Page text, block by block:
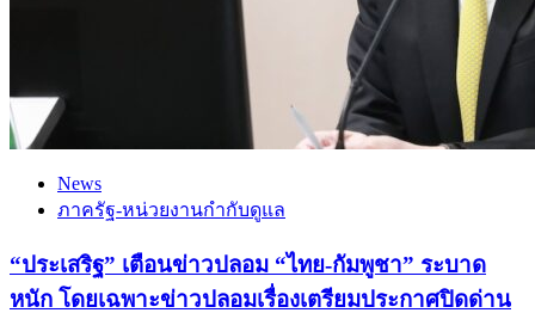
News
ภาครัฐ-หน่วยงานกำกับดูแล
“ประเสริฐ” เตือนข่าวปลอม “ไทย-กัมพูชา” ระบาด
หนัก โดยเฉพาะข่าวปลอมเรื่องเตรียมประกาศปิดด่าน